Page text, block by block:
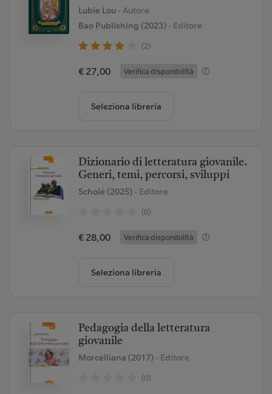
Lubie Lou - Autore
Bao Publishing (2023)- Editore
(2)
€ 27,00 Verifica disponibilità
Seleziona libreria
Dizionario di letteratura giovanile.
Generi, temi, percorsi, sviluppi
Scholé (2025)- Editore
(0)
€ 28,00 Verifica disponibilità
Seleziona libreria
Pedagogia della letteratura
giovanile
Morcelliana (2017)- Editore
(0)